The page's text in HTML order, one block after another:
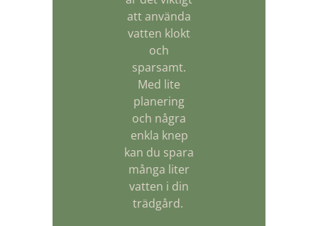
att använda
vatten klokt
och
sparsamt.
Med lite
planering
och några
enkla knep
kan du spara
många liter
vatten i din
trädgård.